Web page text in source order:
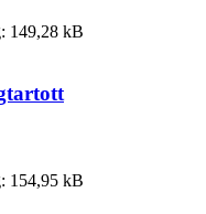
149,28 kB
154,95 kB